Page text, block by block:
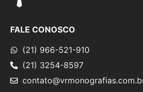
FALE CONOSCO
(21) 966-521-910
(21) 3254-8597